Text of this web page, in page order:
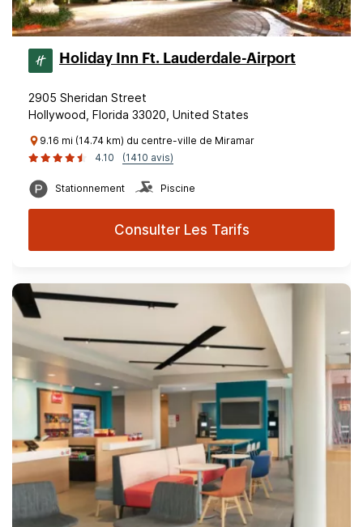
Holiday Inn Ft. Lauderdale-Airport
2905 Sheridan Street
Hollywood, Florida 33020, United States
9.16 mi (14.74 km) du centre-ville de Miramar
4.10
(1410 avis)
Stationnement Piscine
Consulter Les Tarifs